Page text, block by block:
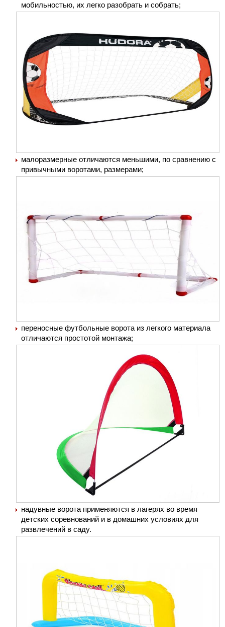
мобильностью, их легко разобрать и собрать;
малоразмерные отличаются меньшими, по сравнению с
привычными воротами, размерами;
переносные футбольные ворота из легкого материала
отличаются простотой монтажа;
надувные ворота применяются в лагерях во время
детских соревнований и в домашних условиях для
развлечений в саду.